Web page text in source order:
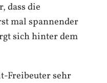
dass die
mal spannender
sich hinter dem
Freibeuter sehr